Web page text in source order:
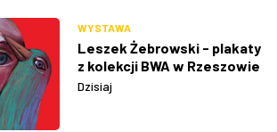
WYSTAWA
Leszek Żebrowski - plakaty
z kolekcji BWA w Rzeszowie
Dzisiaj